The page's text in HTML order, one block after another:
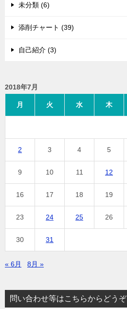
未分類 (6)
添削チャート (39)
自己紹介 (3)
2018年7月
月 火 水 木
2 3 4 5
9 10 11 12
16 17 18 19
23 24 25 26
30 31
« 6月 8月 »
問い合わせ等はこちらからどうぞ